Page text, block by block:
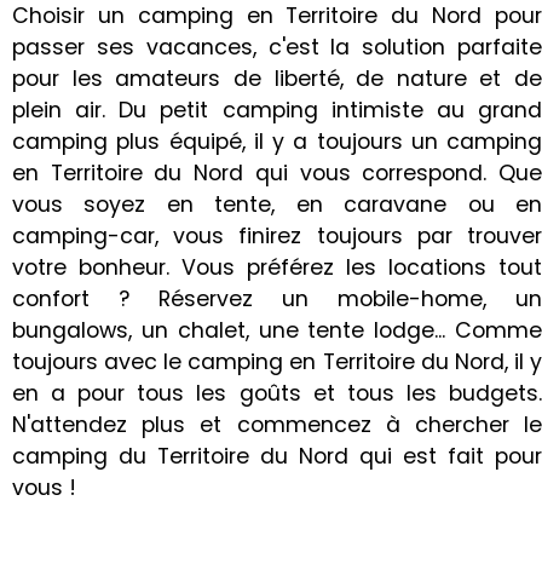
Choisir un camping en Territoire du Nord pour
passer ses vacances, c'est la solution parfaite
pour les amateurs de liberté, de nature et de
plein air. Du petit camping intimiste au grand
camping plus équipé, il y a toujours un camping
en Territoire du Nord qui vous correspond. Que
vous soyez en tente, en caravane ou en
camping-car, vous finirez toujours par trouver
votre bonheur. Vous préférez les locations tout
confort ? Réservez un mobile-home, un
bungalows, un chalet, une tente lodge... Comme
toujours avec le camping en Territoire du Nord, il y
en a pour tous les goûts et tous les budgets.
N'attendez plus et commencez à chercher le
camping du Territoire du Nord qui est fait pour
vous !